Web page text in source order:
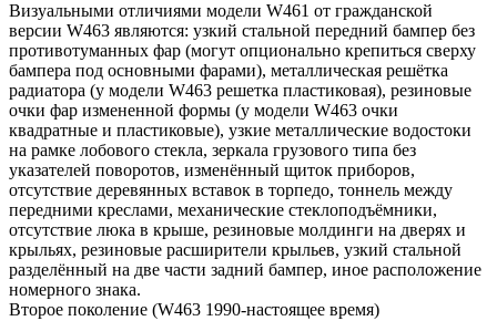
Визуальными отличиями модели W461 от гражданской
версии W463 являются: узкий стальной передний бампер без
противотуманных фар (могут опционально крепиться сверху
бампера под основными фарами), металлическая решётка
радиатора (у модели W463 решетка пластиковая), резиновые
очки фар измененной формы (у модели W463 очки
квадратные и пластиковые), узкие металлические водостоки
на рамке лобового стекла, зеркала грузового типа без
указателей поворотов, изменённый щиток приборов,
отсутствие деревянных вставок в торпедо, тоннель между
передними креслами, механические стеклоподъёмники,
отсутствие люка в крыше, резиновые молдинги на дверях и
крыльях, резиновые расширители крыльев, узкий стальной
разделённый на две части задний бампер, иное расположение
номерного знака.
Второе поколение (W463 1990-настоящее время)